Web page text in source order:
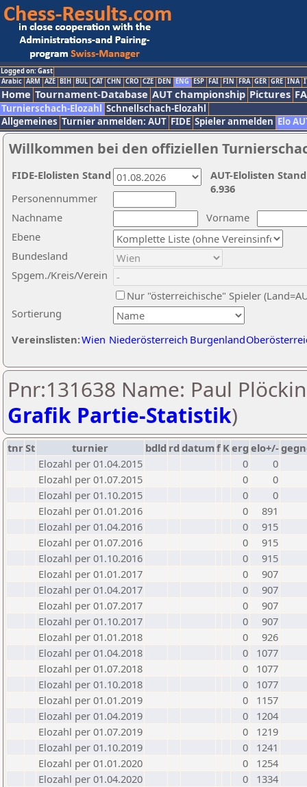
Logged on: Gast
Arabic ARM AZE BIH BUL CAT CHN CRO CZE DEN ENG ESP FAI FIN FRA GER GRE INA
Home Tournament-Database AUT championship Pictures
Turnierschach-Elozahl Schnellschach-Elozahl
Allgemeines Turnier anmelden: AUT FIDE Spieler anmelden Elo
Willkommen bei den offiziellen
Nachname
Vorname
Ebene
Sortierung
Personennummer
Bundesland
Spgem./Kreis/Verein
Nur "österreichische" Spieler
Vereinslisten:Wien Niederösterreich Burgenland
AUT-Elolisten
6.936
FIDE-Elolisten Stand
Pnr:131638 Name: Paul
Grafik Partie-Statistik)
tnrSt turnier bdld rd datumf Kerg elo+/-
Elozahl per 01.04.2015
0
0
Elozahl per 01.07.2015
0
0
Elozahl per 01.10.2015
0
0
Elozahl per 01.01.2016
0
891
Elozahl per 01.04.2016
0
915
Elozahl per 01.07.2016
0
915
Elozahl per 01.10.2016
0
915
Elozahl per 01.01.2017
0
907
Elozahl per 01.04.2017
0
907
Elozahl per 01.07.2017
0
907
Elozahl per 01.10.2017
0
907
Elozahl per 01.01.2018
0
926
Elozahl per 01.04.2018
0
1077
Elozahl per 01.07.2018
0
1077
Elozahl per 01.10.2018
0
1077
Elozahl per 01.01.2019
0
1157
Elozahl per 01.04.2019
0
1204
Elozahl per 01.07.2019
0
1219
Elozahl per 01.10.2019
0
1241
Elozahl per 01.01.2020
0
1254
Elozahl per 01.04.2020
0
1334